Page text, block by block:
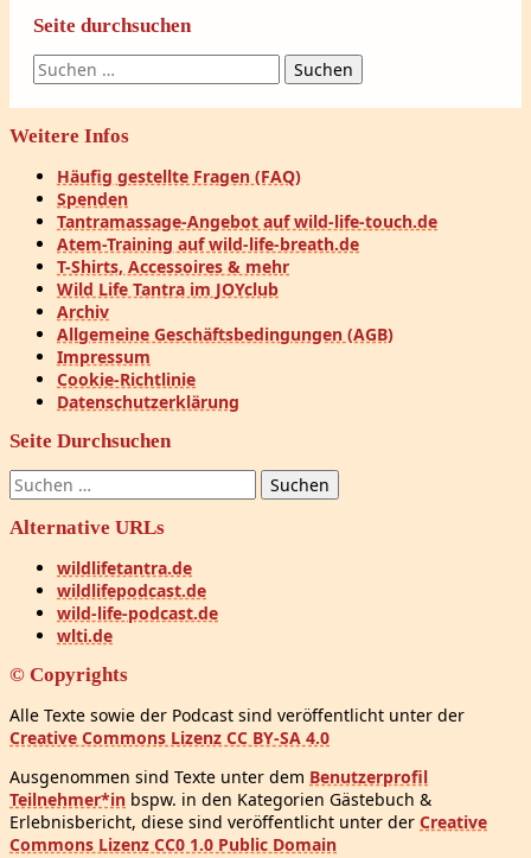
Seite durchsuchen
Suchen
nach:
Weitere Infos
Häufig gestellte Fragen (FAQ)
Spenden
Tantramassage-Angebot auf wild-life-touch.de
Atem-Training auf wild-life-breath.de
T-Shirts, Accessoires & mehr
Wild Life Tantra im JOYclub
Archiv
Allgemeine Geschäftsbedingungen (AGB)
Impressum
Cookie-Richtlinie
Datenschutzerklärung
Seite Durchsuchen
Suchen
nach:
Alternative URLs
wildlifetantra.de
wildlifepodcast.de
wild-life-podcast.de
wlti.de
© Copyrights
Alle Texte sowie der Podcast sind veröffentlicht unter der
Creative Commons Lizenz CC BY-SA 4.0
Ausgenommen sind Texte unter dem Benutzerprofil
Teilnehmer*in bspw. in den Kategorien Gästebuch &
Erlebnisbericht, diese sind veröffentlicht unter der Creative
Commons Lizenz CC0 1.0 Public Domain